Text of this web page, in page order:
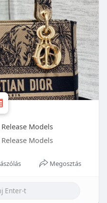
Models
Models
Megosztás